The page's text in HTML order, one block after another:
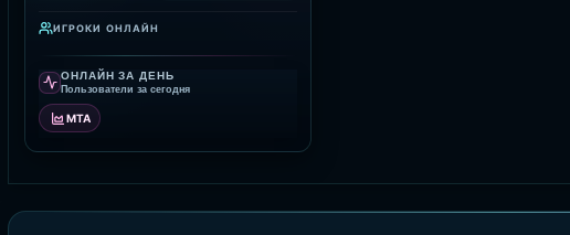
ИГРОКИ ОНЛАЙН
ОНЛАЙН ЗА ДЕНЬ
Пользователи за сегодня
MTA